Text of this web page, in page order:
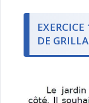
DE